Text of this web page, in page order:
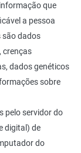
que
a pessoa
são dados
crenças
dados genéticos
sobre
pelo servidor do
digital) de
do